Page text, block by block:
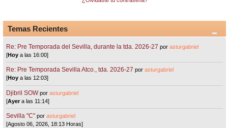
Temas Recientes
Re: Pre Temporada del Sevilla, durante la tda. 2026-27 porasturgabriel
[Hoy a las 16:00]
Re: Pre Temporada Sevilla Atco., tda. 2026-27 porasturgabriel
[Hoy a las 12:03]
Djibril SOW porasturgabriel
[Ayera las 11:14]
Sevilla "C"porasturgabriel
[Agosto 06, 2026, 18:13 Horas]